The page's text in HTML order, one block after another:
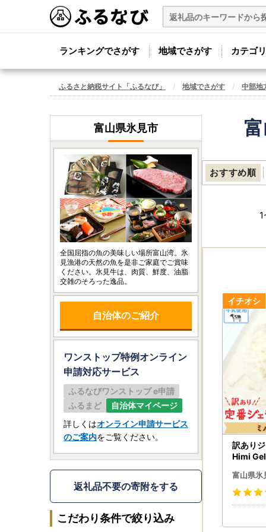
ランキングでさがす 地域でさがす カテゴ
ふるさと納税サイト「ふるなび」 地域でさがす 中部地
おすすめ順
1
訳あり
Himi
富山県氷
富山県氷見市
全国屈指の魚の美味しい場所富山湾。氷
見漁港の天然の魚を是非ご家庭でご賞味
ください。氷見牛は、肉質、鮮度、油脂
交雑のそろった逸品。
自治体のご紹介
ワンストップ特例オンライン
申請対応サービス
ふるなびワンストップ e申請
ふるまど
自治体マイページ
詳しくはオンライン申請サービス
のご案内をご覧ください。
返礼品不要の寄附をする
こだわり条件で絞り込み